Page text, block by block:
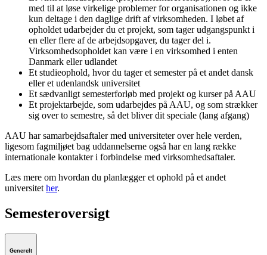
med til at løse virkelige problemer for organisationen og ikke
kun deltage i den daglige drift af virksomheden. I løbet af
opholdet udarbejder du et projekt, som tager udgangspunkt i
en eller flere af de arbejdsopgaver, du tager del i.
Virksomhedsopholdet kan være i en virksomhed i enten
Danmark eller udlandet
Et studieophold, hvor du tager et semester på et andet dansk
eller et udenlandsk universitet
Et sædvanligt semesterforløb med projekt og kurser på AAU
Et projektarbejde, som udarbejdes på AAU, og som strækker
sig over to semestre, så det bliver dit speciale (lang afgang)
AAU har samarbejdsaftaler med universiteter over hele verden,
ligesom fagmiljøet bag uddannelserne også har en lang række
internationale kontakter i forbindelse med virksomhedsaftaler.
Læs mere om hvordan du planlægger et ophold på et andet
universitet her.
Semesteroversigt
Generelt